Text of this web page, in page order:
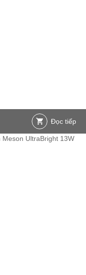
Đọc tiếp
UltraBright 13W